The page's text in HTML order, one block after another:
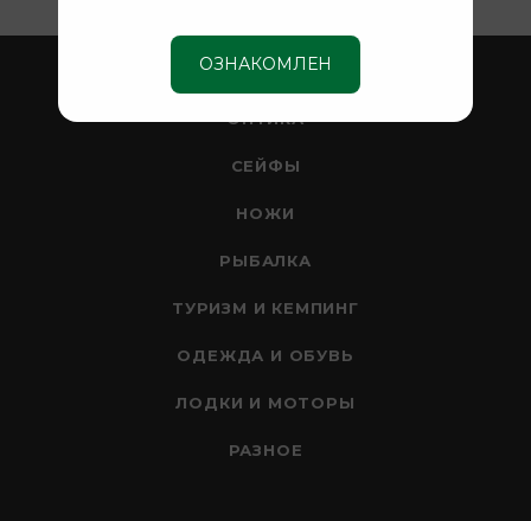
ОХОТА
ОПТИКА
СЕЙФЫ
НОЖИ
РЫБАЛКА
ТУРИЗМ И КЕМПИНГ
ОДЕЖДА И ОБУВЬ
ЛОДКИ И МОТОРЫ
РАЗНОЕ
ОЗНАКОМЛЕН